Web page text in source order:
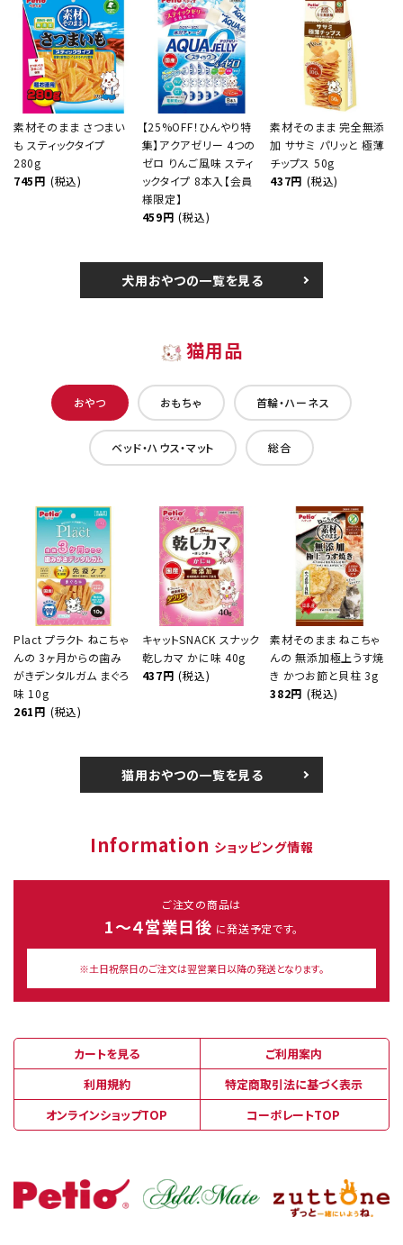
素材そのまま さつまい
も スティックタイプ
280g
745円 (税込)
【25%OFF！ひんやり特
集】アクアゼリー 4つの
ゼロ りんご風味 スティ
ックタイプ 8本入【会員
様限定】
459円 (税込)
素材そのまま 完全無添
加 ササミ パリッと 極薄
チップス 50g
437円 (税込)
犬用おやつの一覧を見る
猫用品
おやつ おもちゃ 首輪・ハーネス
ベッド・ハウス・マット 総合
Plact プラクト ねこちゃ
んの 3ヶ月からの歯み
がきデンタルガム まぐろ
味 10g
261円 (税込)
キャットSNACK スナック
乾しカマ かに味 40g
437円 (税込)
素材そのまま ねこちゃ
んの 無添加極上うす焼
き かつお節と貝柱 3g
382円 (税込)
猫用おやつの一覧を見る
Information ショッピング情報
ご注文の商品は
1～４営業日後 に発送予定です。
※土日祝祭日のご注文は翌営業日以降の発送となります。
カートを見る
ご利用案内
利用規約
特定商取引法に基づく表示
オンラインショップTOP
コーポレートTOP